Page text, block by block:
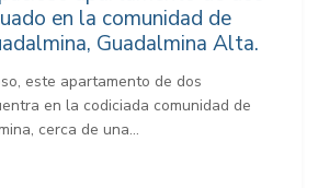
en la comunidad de
Guadalmina Alta.
este apartamento de dos
en la codiciada comunidad de
cerca de una...